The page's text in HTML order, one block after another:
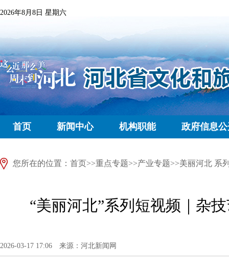
2026年8月8日 星期六
首页 新闻中心 机构职能 政府信息
您所在的位置： 首页>>重点专题>>产业专题>>美丽河北 系
“美丽河北”系列短视频｜
2026-03-17 17:06 来源：河北新闻网